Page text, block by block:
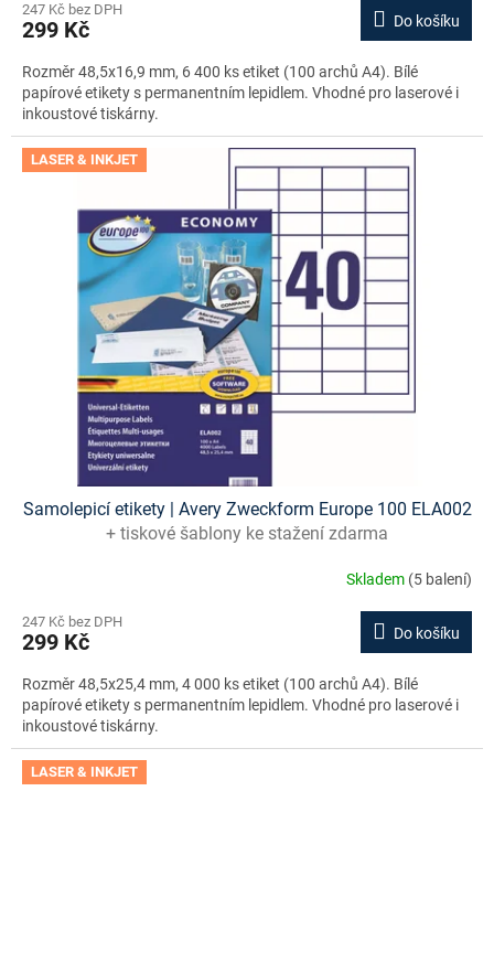
247 Kč bez DPH
299 Kč Do košíku
Rozměr 48,5x16,9 mm, 6 400 ks etiket (100 archů A4). Bílé
papírové etikety s permanentním lepidlem. Vhodné pro laserové i
inkoustové tiskárny.
LASER & INKJET
Samolepicí etikety | Avery Zweckform Europe 100 ELA002
+ tiskové šablony ke stažení zdarma
Skladem (5 balení)
247 Kč bez DPH
299 Kč Do košíku
Rozměr 48,5x25,4 mm, 4 000 ks etiket (100 archů A4). Bílé
papírové etikety s permanentním lepidlem. Vhodné pro laserové i
inkoustové tiskárny.
LASER & INKJET